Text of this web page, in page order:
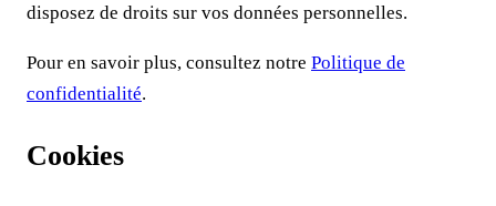
disposez de droits sur vos données personnelles.
Pour en savoir plus, consultez notre Politique de
confidentialité.
Cookies